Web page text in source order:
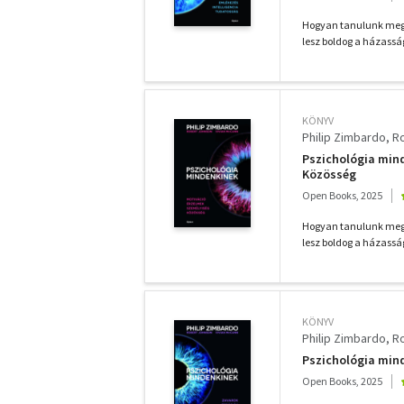
Hogyan tanulunk
lesz boldog a
KÖNYV
Philip Zimbardo
Pszichológia
Közösség
Open Books, 2025
Hogyan tanulunk
lesz boldog a
KÖNYV
Philip Zimbardo
Pszichológia
Open Books, 2025